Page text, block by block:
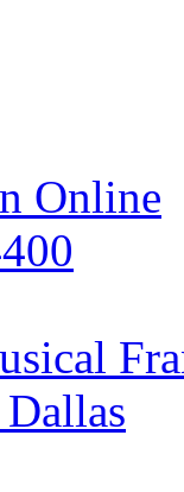
Online